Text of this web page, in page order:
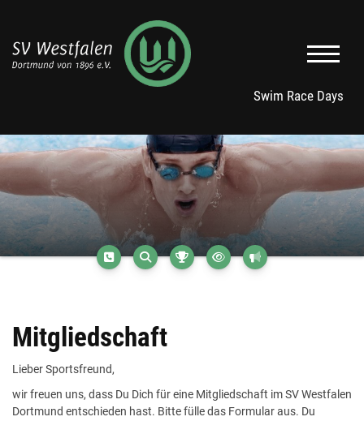
Swim Race Days
Mitgliedschaft
Lieber Sportsfreund,
wir freuen uns, dass Du Dich für eine Mitgliedschaft im SV Westfalen
Dortmund entschieden hast. Bitte fülle das Formular aus. Du